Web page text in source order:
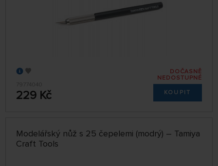
79774040
229 Kč
DOČASNĚ
NEDOSTUPNÉ
KOUPIT
Modelářský nůž s 25 čepelemi (modrý) – Tamiya
Craft Tools